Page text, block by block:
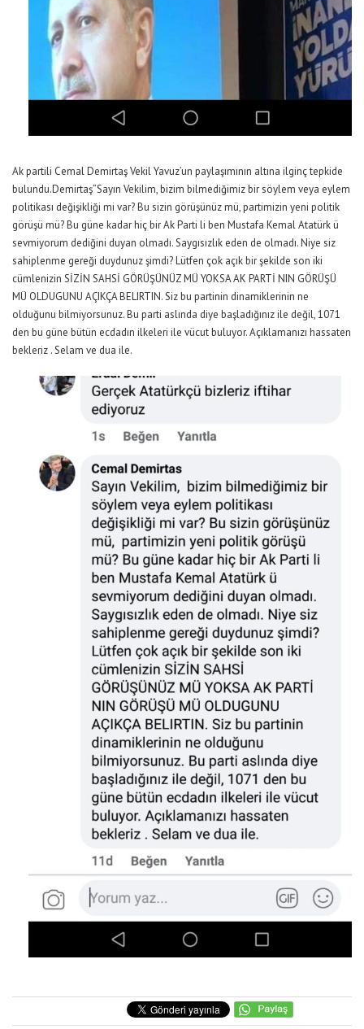
Ak partili Cemal Demirtaş Vekil Yavuz’un paylaşımının altına ilginç tepkide
bulundu.Demirtaş”Sayın Vekilim, bizim bilmediğimiz bir söylem veya eylem
politikası değişikliği mi var? Bu sizin görüşünüz mü, partimizin yeni politik
görüşü mü? Bu güne kadar hiç bir Ak Parti li ben Mustafa Kemal Atatürk ü
sevmiyorum dediğini duyan olmadı. Saygısızlık eden de olmadı. Niye siz
sahiplenme gereği duydunuz şimdi? Lütfen çok açık bir şekilde son iki
cümlenizin SİZİN SAHSİ GÖRÜŞÜNÜZ MÜ YOKSA AK PARTİ NIN GÖRÜŞÜ
MÜ OLDUGUNU AÇIKÇA BELIRTIN. Siz bu partinin dinamiklerinin ne
olduğunu bilmiyorsunuz. Bu parti aslında diye başladığınız ile değil, 1071
den bu güne bütün ecdadın ilkeleri ile vücut buluyor. Açıklamanızı hassaten
bekleriz . Selam ve dua ile.